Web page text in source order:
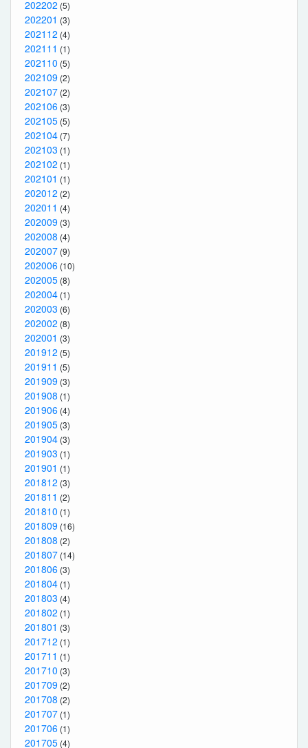
202202 (5)
202201 (3)
202112 (4)
202111 (1)
202110 (5)
202109 (2)
202107 (2)
202106 (3)
202105 (5)
202104 (7)
202103 (1)
202102 (1)
202101 (1)
202012 (2)
202011 (4)
202009 (3)
202008 (4)
202007 (9)
202006 (10)
202005 (8)
202004 (1)
202003 (6)
202002 (8)
202001 (3)
201912 (5)
201911 (5)
201909 (3)
201908 (1)
201906 (4)
201905 (3)
201904 (3)
201903 (1)
201901 (1)
201812 (3)
201811 (2)
201810 (1)
201809 (16)
201808 (2)
201807 (14)
201806 (3)
201804 (1)
201803 (4)
201802 (1)
201801 (3)
201712 (1)
201711 (1)
201710 (3)
201709 (2)
201708 (2)
201707 (1)
201706 (1)
201705 (4)